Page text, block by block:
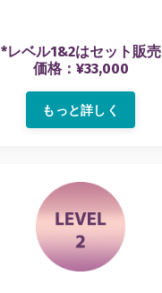
*レベル1&2はセット販売
価格：¥33,000
もっと詳しく